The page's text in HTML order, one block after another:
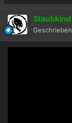
Staubkind
Geschrieben